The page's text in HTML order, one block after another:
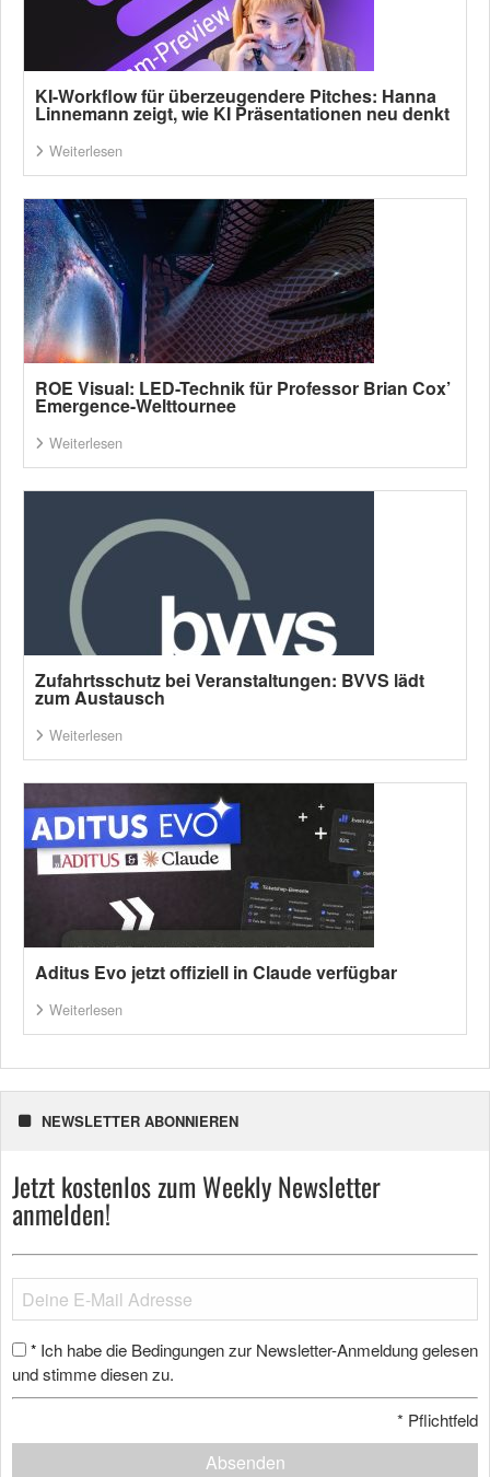
KI-Workflow für überzeugendere Pitches: Hanna
Linnemann zeigt, wie KI Präsentationen neu denkt
Weiterlesen
ROE Visual: LED-Technik für Professor Brian Cox’
Emergence-Welttournee
Weiterlesen
Zufahrtsschutz bei Veranstaltungen: BVVS lädt
zum Austausch
Weiterlesen
Aditus Evo jetzt offiziell in Claude verfügbar
Weiterlesen
NEWSLETTER ABONNIEREN
Jetzt kostenlos zum Weekly Newsletter
anmelden!
* Ich habe die Bedingungen zur Newsletter-Anmeldung gelesen
und stimme diesen zu.
* Pflichtfeld
Absenden